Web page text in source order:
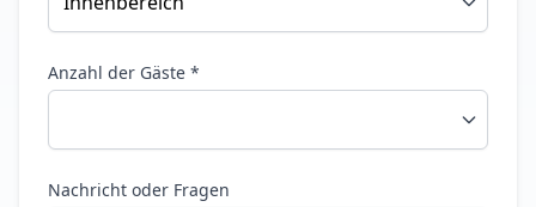
Anzahl der Gäste *
Nachricht oder Fragen